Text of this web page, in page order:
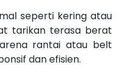
seperti kering atau
tarikan terasa berat
rantai atau belt
dan efisien.